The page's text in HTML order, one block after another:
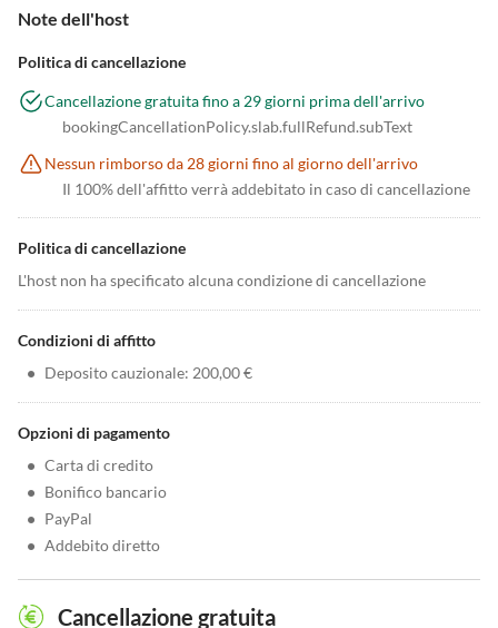
Note dell'host
Politica di cancellazione
Cancellazione gratuita fino a 29 giorni prima dell'arrivo
bookingCancellationPolicy.slab.fullRefund.subText
Nessun rimborso da 28 giorni fino al giorno dell'arrivo
Il 100% dell'affitto verrà addebitato in caso di cancellazione
Politica di cancellazione
L'host non ha specificato alcuna condizione di cancellazione
Condizioni di affitto
• Deposito cauzionale: 200,00 €
Opzioni di pagamento
• Carta di credito
• Bonifico bancario
• PayPal
• Addebito diretto
Cancellazione gratuita